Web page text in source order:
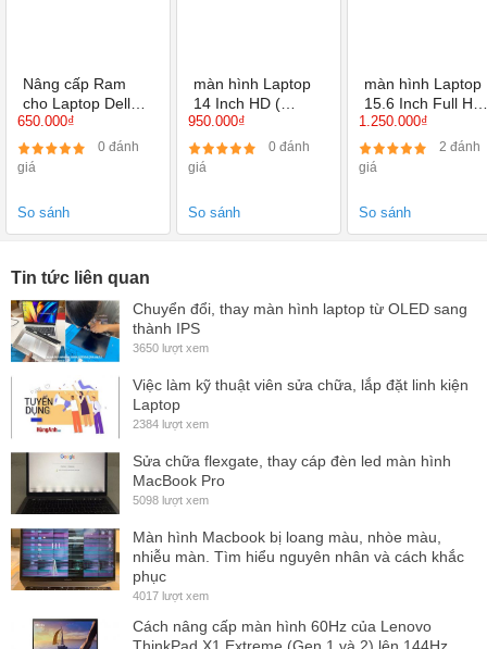
Túi có kích thước nhỏ gọn, vừa với laptop với các kích thước
phù hợp giúp giữ chặt và bảo vệ máy tốt hơn.
nghe - note nhỏ mang theo, tiện lợi khi sử dụng.
Size Dài (cm) Rộng (cm) Cao (cm)
14" 37.5
42 2.5 30
Nâng cấp Ram
cho Laptop Dell
Precision 7510
650.000₫
0 đánh
giá
So sánh
màn hình Laptop
14 Inch HD (
1366X768 ) Led
950.000₫
0 đánh
giá
So sánh
màn hình Laptop
15.6 Inch Full HD
1920X1080 ) IPS
1.250.000₫
2 đánh
giá
So sánh
Tin tức liên quan
Chuyển đổi, thay màn hình laptop từ OLED sang
thành IPS
Việc làm kỹ thuật viên sửa chữa, lắp đặt linh kiện
Laptop
2384 lượt xem
Sửa chữa flexgate, thay cáp đèn led màn hình
MacBook Pro
Màn hình Macbook bị loang màu, nhòe màu,
nhiễu màn. Tìm hiểu nguyên nhân và cách khắc
phục
4017 lượt xem
Cách nâng cấp màn hình 60Hz của Lenovo
ThinkPad X1 Extreme (Gen 1 và 2) lên 144Hz